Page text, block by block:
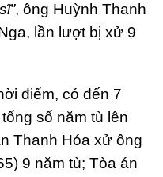
, ông Huỳnh Thanh
lần lượt bị xử 9
điểm, có đến 7
số năm tù lên
Thanh Hóa xử ông
9 năm tù; Tòa án